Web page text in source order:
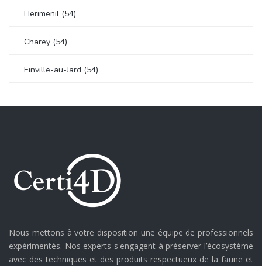
Herimenil (54)
Charey (54)
Einville-au-Jard (54)
Nous mettons à votre disposition une équipe de professionnels
expérimentés. Nos experts s'engagent à préserver l’écosystème
avec des techniques et des produits respectueux de la faune et